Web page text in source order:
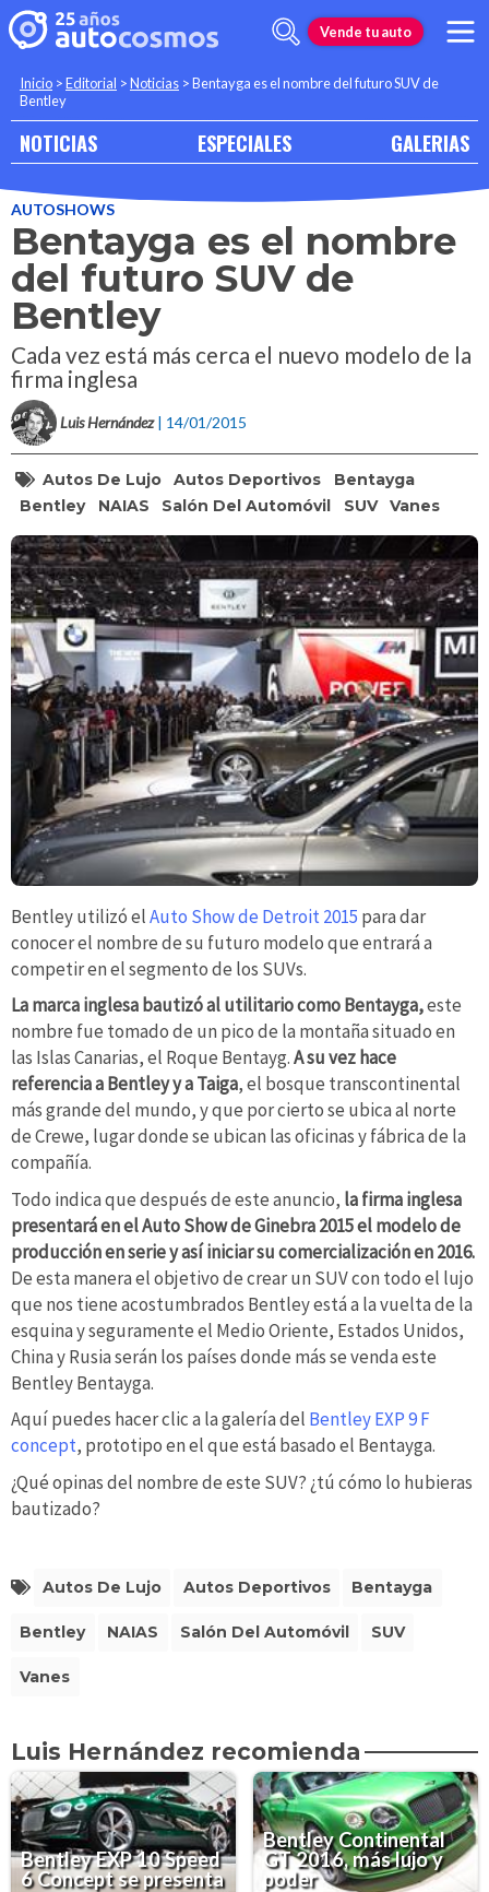
Vende tu auto
Inicio >Editorial >Noticias >Bentayga es el nombre del futuro SUV de
Bentley
NOTICIAS ESPECIALES GALERIAS
AUTOSHOWS
Bentayga es el nombre
del futuro SUV de
Bentley
Cada vez está más cerca el nuevo modelo de la
firma inglesa
Luis Hernández | 14/01/2015
Autos De Lujo Autos Deportivos
Bentayga
Bentley
NAIAS Salón Del Automóvil SUV Vanes
Bentley utilizó elAuto Show de Detroit 2015 para dar
conocer el nombre de su futuro modelo que entrará a
competir en el segmento de los SUVs.
La marca inglesa bautizó al utilitario como Bentayga,este
nombre fue tomado de un pico de la montaña situado en
las Islas Canarias, el Roque Bentayg.A su vez hace
referencia a Bentley y a Taiga, el bosque transcontinental
más grande del mundo, y que por cierto se ubica al norte
de Crewe, lugar donde se ubican las oficinas y fábrica de la
compañía.
Todo indica que después de este anuncio, la firma inglesa
presentará en el Auto Show de Ginebra 2015 el modelo de
producción en serie y así iniciar su comercialización en 2016.
De esta manera el objetivo de crear un SUV con todo el lujo
que nos tiene acostumbrados Bentley está a la vuelta de la
esquina y seguramente el Medio Oriente, Estados Unidos,
China y Rusia serán los países donde más se venda este
Bentley Bentayga.
Aquí puedes hacer clic a la galería del Bentley EXP 9 F
concept, prototipo en el que está basado el Bentayga.
¿Qué opinas del nombre de este SUV? ¿tú cómo lo hubieras
bautizado?
Autos De Lujo Autos Deportivos Bentayga
Bentley NAIAS Salón Del Automóvil SUV
Vanes
Luis Hernández recomienda
Bentley EXP 10 Speed
6 Concept se presenta
Bentley Continental
GT 2016, más lujo y
poder